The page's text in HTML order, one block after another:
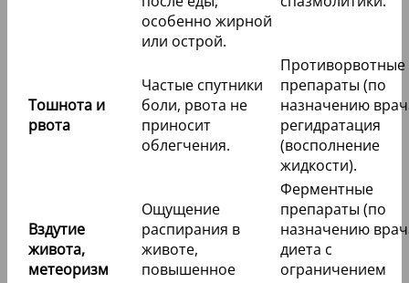
особенно жирной
или острой.
Тошнота и
рвота
Частые спутники
боли, рвота не
приносит
облегчения.
Противорвотные
препараты (по
назначению
регидратация
(восполнение
жидкости).
Вздутие
живота,
метеоризм
Ощущение
распирания в
животе,
повышенное
Ферментные
препараты (по
назначению
диета с
ограничением